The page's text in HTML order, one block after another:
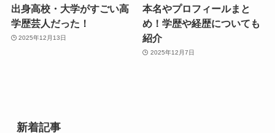
出身高校・大学がすごい高
学歴芸人だった！
2025年12月13日
本名やプロフィールまと
め！学歴や経歴についても
紹介
2025年12月7日
新着記事